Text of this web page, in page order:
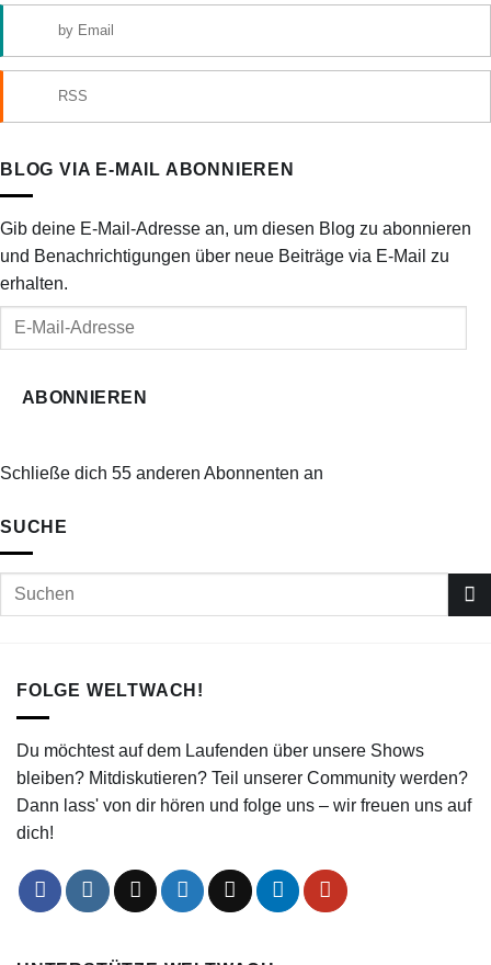
by Email
RSS
BLOG VIA E-MAIL ABONNIEREN
Gib deine E-Mail-Adresse an, um diesen Blog zu abonnieren
und Benachrichtigungen über neue Beiträge via E-Mail zu
erhalten.
ABONNIEREN
Schließe dich 55 anderen Abonnenten an
SUCHE
FOLGE WELTWACH!
Du möchtest auf dem Laufenden über unsere Shows
bleiben? Mitdiskutieren? Teil unserer Community werden?
Dann lass' von dir hören und folge uns – wir freuen uns auf
dich!